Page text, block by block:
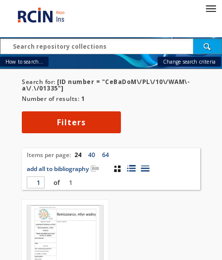
How to search... Change search criteria
Search for: [ID number = "CeBaDoM\/PL\/10\/WAM\-
a\/.\/01335"]
Number of results: 1
Filters
Items per page: 24 40
64
add all to bibliography
of
1